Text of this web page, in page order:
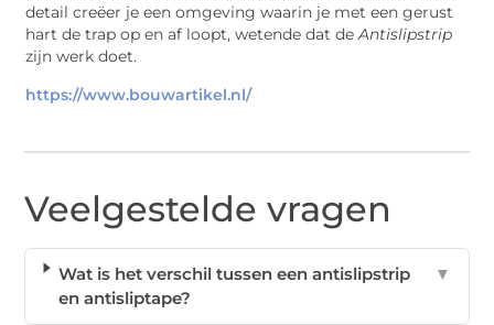
detail creëer je een omgeving waarin je met een gerust
hart de trap op en af loopt, wetende dat deAntislipstrip
zijn werk doet.
https://www.bouwartikel.nl/
Veelgestelde vragen
Wat is het verschil tussen een antislipstrip
en antisliptape?
▼